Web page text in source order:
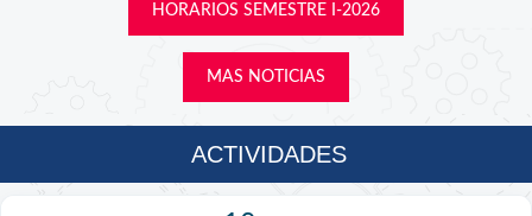
HORARIOS SEMESTRE I-2026
MAS NOTICIAS
ACTIVIDADES